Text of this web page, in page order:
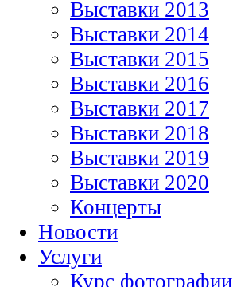
Выставки 2013
Выставки 2014
Выставки 2015
Выставки 2016
Выставки 2017
Выставки 2018
Выставки 2019
Выставки 2020
Концерты
Новости
Услуги
Курс фотографии